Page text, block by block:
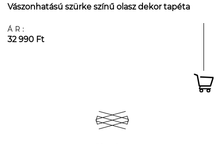
Vászonhatású szürke színű olasz dekor tapéta
ÁR:
32 990 Ft